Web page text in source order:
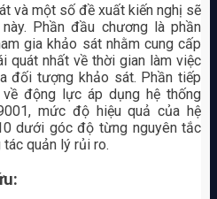
và một số đề xuất kiến nghị sẽ
Phần đầu chương là phần
gia khảo sát nhằm cung cấp
quát nhất về thời gian làm việc
đối tượng khảo sát. Phần tiếp
động lực áp dụng hệ thống
mức độ hiệu quả của hệ
dưới góc độ từng nguyên tắc
quản lý rủi ro.